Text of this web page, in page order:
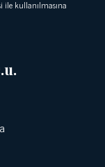
kullanılmasına